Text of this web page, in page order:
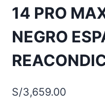
14 PRO
NEGRO
S/3,659.00